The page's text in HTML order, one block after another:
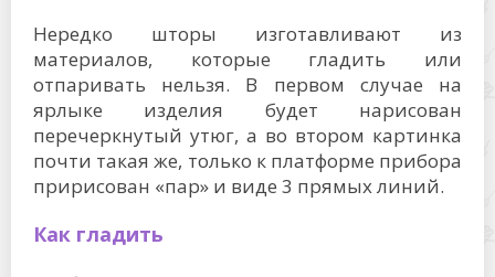
Нередко шторы изготавливают из
материалов, которые гладить или
отпаривать нельзя. В первом случае на
ярлыке изделия будет нарисован
перечеркнутый утюг, а во втором картинка
почти такая же, только к платформе прибора
пририсован «пар» и виде 3 прямых линий.
Как гладить